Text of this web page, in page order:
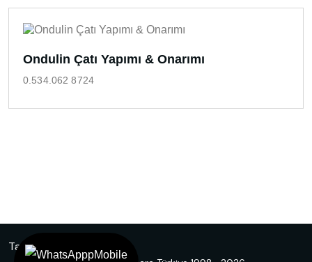
Ondulin Çatı Yapımı & Onarımı
0.534.062 8724
Tasarım